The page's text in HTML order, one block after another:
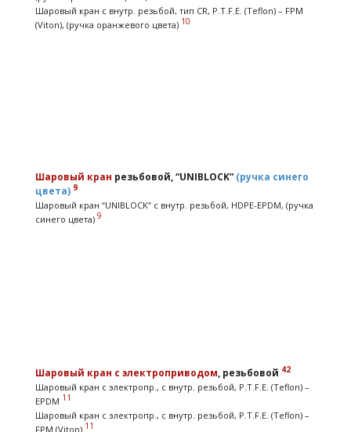
Шаровый кран с внутр. резьбой, тип CR, P.T.F.E. (Teflon) – FPM
(Viton), (ручка оранжевого цвета) 10
Шаровый кран резьбовой, “UNIBLOCK” (ручка синего
цвета) 9
Шаровый кран “UNIBLOCK” с внутр. резьбой, HDPE-EPDM, (ручка
синего цвета) 9
Шаровый кран с электроприводом, резьбовой 42
Шаровый кран с электропр., с внутр. резьбой, P.T.F.E. (Teflon) –
EPDM 11
Шаровый кран с электропр., с внутр. резьбой, P.T.F.E. (Teflon) –
FPM (Viton) 11